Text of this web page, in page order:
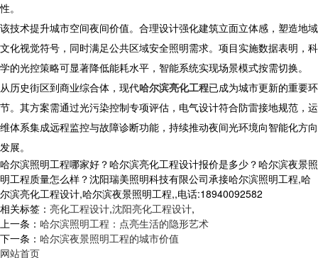
性。
该技术提升城市空间夜间价值。合理设计强化建筑立面立体感，塑造地域
文化视觉符号，同时满足公共区域安全照明需求。项目实施数据表明，科
学的光控策略可显著降低能耗水平，智能系统实现场景模式按需切换。
从历史街区到商业综合体，现代哈尔滨亮化工程已成为城市更新的重要环
节。其方案需通过光污染控制专项评估，电气设计符合防雷接地规范，运
维体系集成远程监控与故障诊断功能，持续推动夜间光环境向智能化方向
发展。
哈尔滨照明工程哪家好？哈尔滨亮化工程设计报价是多少？哈尔滨夜景照
明工程质量怎么样？沈阳瑞美照明科技有限公司承接哈尔滨照明工程,哈
尔滨亮化工程设计,哈尔滨夜景照明工程,,电话:18940092582
相关标签： 亮化工程设计,沈阳亮化工程设计,
上一条： 哈尔滨照明工程：点亮生活的隐形艺术
下一条： 哈尔滨夜景照明工程的城市价值
网站首页